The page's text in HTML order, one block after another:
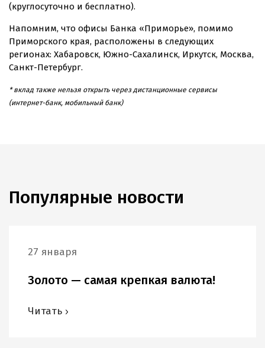
(круглосуточно и бесплатно).
Напомним, что офисы Банка «Приморье», помимо
Приморского края, расположены в следующих
регионах: Хабаровск, Южно-Сахалинск, Иркутск, Москва,
Санкт-Петербург.
* вклад также нельзя открыть через дистанционные сервисы
(интернет-банк, мобильный банк)
Популярные новости
27 января
Золото — самая крепкая валюта!
Читать